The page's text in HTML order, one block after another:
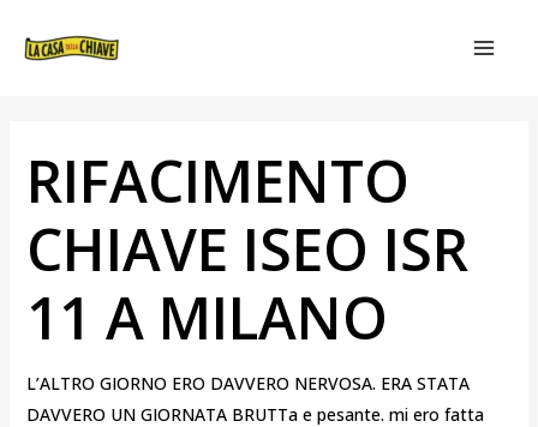
RIFACIMENTO
CHIAVE ISEO ISR
11 A MILANO
L’ALTRO GIORNO ERO DAVVERO NERVOSA. ERA STATA
DAVVERO UN GIORNATA BRUTTa e pesante. mi ero fatta
ARTICOLI